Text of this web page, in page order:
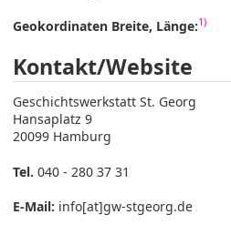
Geokordinaten Breite, Länge:1)
Kontakt/Website
Geschichtswerkstatt St. Georg
Hansaplatz 9
20099 Hamburg
Tel. 040 - 280 37 31
E-Mail: info[at]gw-stgeorg.de